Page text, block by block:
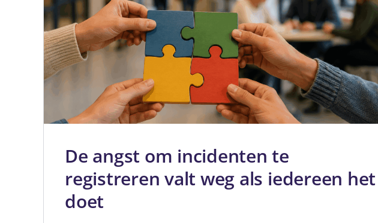
De angst om incidenten te
registreren valt weg als iedereen het
doet